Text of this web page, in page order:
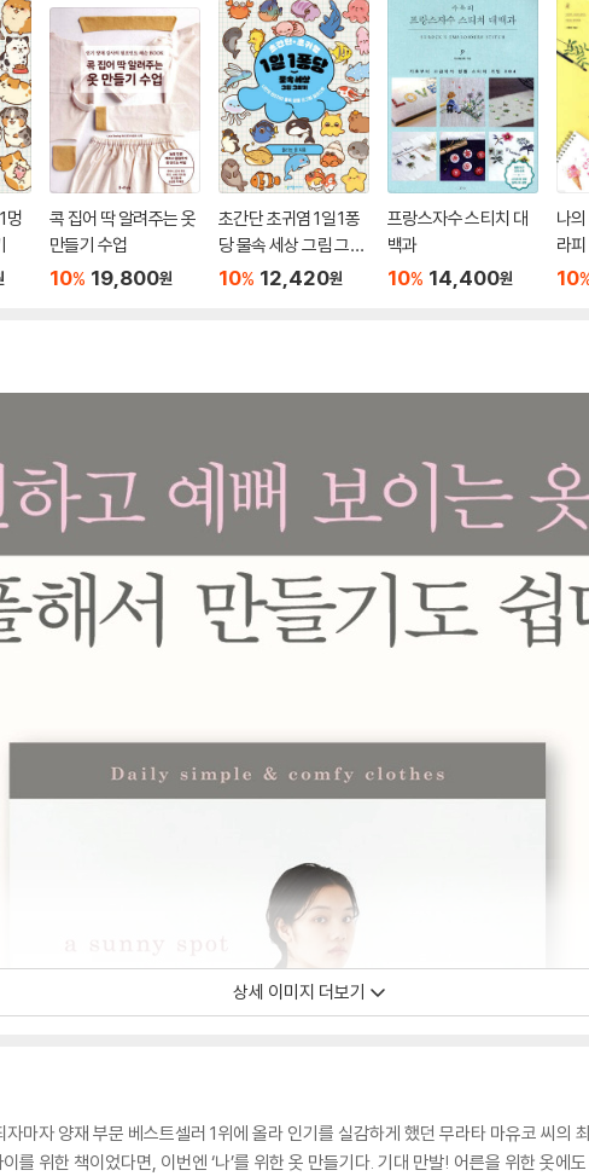
멍
콕 집어 딱 알려주는 옷
만들기 수업
10% 19,800원
초간단 초귀염 1일 1퐁
당 물속 세상 그림 그리
기
10% 12,420원
프랑스자수 스티치 대
백과
10% 14,400원
나
라피
10
상세 이미지 더보기
자마자 양재 부문 베스트셀러 1위에 올라 인기를 실감하게 했던 무라타 마유코 씨의
를 위한 책이었다면, 이번엔 ‘나’를 위한 옷 만들기다. 기대 만발! 어른을 위한 옷에